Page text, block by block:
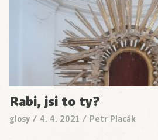
Rabi, jsi to ty?
glosy / 4. 4. 2021 / Petr Placák